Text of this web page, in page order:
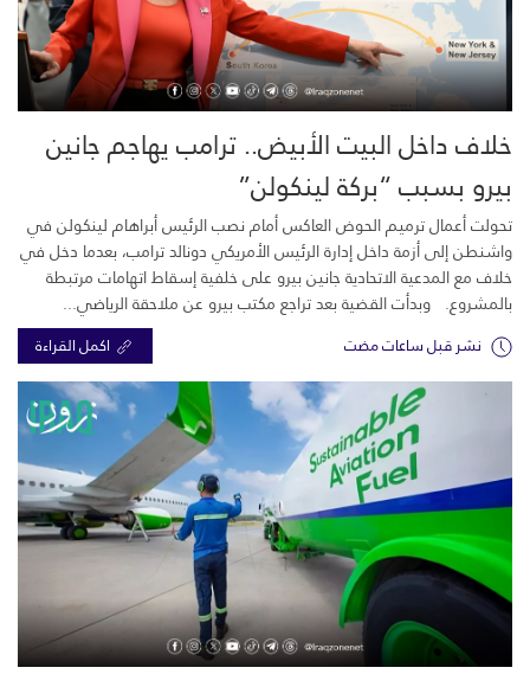
خلاف داخل البيت الأبيض.. ترامب يهاجم جانين
بيرو بسبب “بركة لينكولن”
تحولت أعمال ترميم الحوض العاكس أمام نصب الرئيس أبراهام لينكولن في
واشنطن إلى أزمة داخل إدارة الرئيس الأمريكي دونالد ترامب، بعدما دخل في
خلاف مع المدعية الاتحادية جانين بيرو على خلفية إسقاط اتهامات مرتبطة
بالمشروع. وبدأت القضية بعد تراجع مكتب بيرو عن ملاحقة الرياضي...
نشر قبل ساعات مضت اكمل القراءة